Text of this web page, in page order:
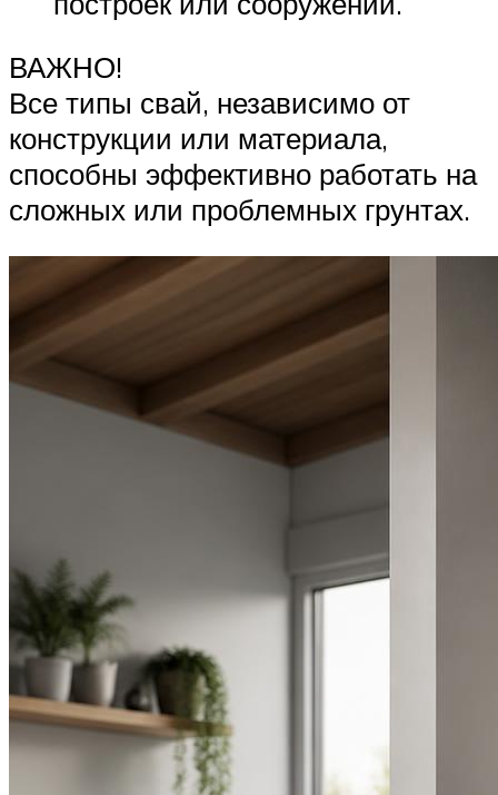
ВАЖНО!
Все типы свай, независимо от
конструкции или материала,
способны эффективно работать на
сложных или проблемных грунтах.